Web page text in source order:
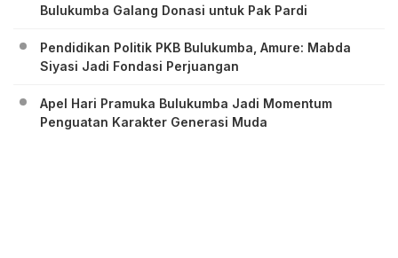
Bulukumba Galang Donasi untuk Pak Pardi
Pendidikan Politik PKB Bulukumba, Amure: Mabda
Siyasi Jadi Fondasi Perjuangan
Apel Hari Pramuka Bulukumba Jadi Momentum
Penguatan Karakter Generasi Muda